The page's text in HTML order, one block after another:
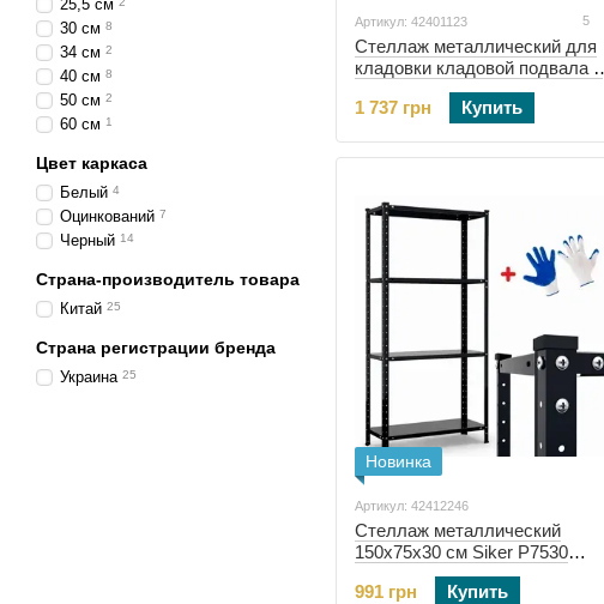
Артикул: 42401123 5
Стеллаж металлический для
кладовки кладовой подвала 6
полок 220х110х50 Siker G2211
(42401123)
1 737 грн Купить
Новинка
Артикул: 42412246
Стеллаж металлический
150х75х30 см Siker P7530
черный 4 полки (42412246)
991 грн
Купить
25,5 см
30 см 8
34 см 2
40 см 8
50 см 2
60 см 1
Цвет каркаса
Белый 4
Оцинкований 7
Черный 14
Страна-производитель товара
Китай 25
Страна регистрации бренда
Украина 25